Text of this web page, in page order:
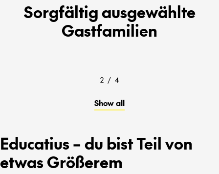
Sorgfältig ausgewählte
Gastfamilien
2 / 4
Show all
Educatius – du bist Teil von
etwas Größerem